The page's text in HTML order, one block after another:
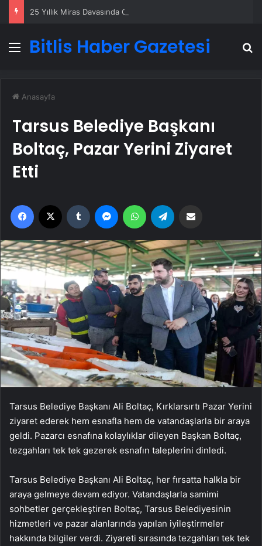
Menü
Bitlis Haber Gazetesi
Anasayfa
Tarsus Belediye Başkanı
Boltaç, Pazar Yerini Ziyaret
Etti
Facebook Tumblr MessengerWhatsApp
Tarsus Belediye Başkanı Ali Boltaç, Kırklarsırtı Pazar Yerini
ziyaret ederek hem esnafla hem de vatandaşlarla bir araya
geldi. Pazarcı esnafına kolaylıklar dileyen Başkan Boltaç,
tezgahları tek tek gezerek esnafın taleplerini dinledi.
Tarsus Belediye Başkanı Ali Boltaç, her fırsatta halkla bir
araya gelmeye devam ediyor. Vatandaşlarla samimi
sohbetler gerçekleştiren Boltaç, Tarsus Belediyesinin
hizmetleri ve pazar alanlarında yapılan iyileştirmeler
hakkında bilgiler verdi. Ziyareti sırasında tezgahları tek tek